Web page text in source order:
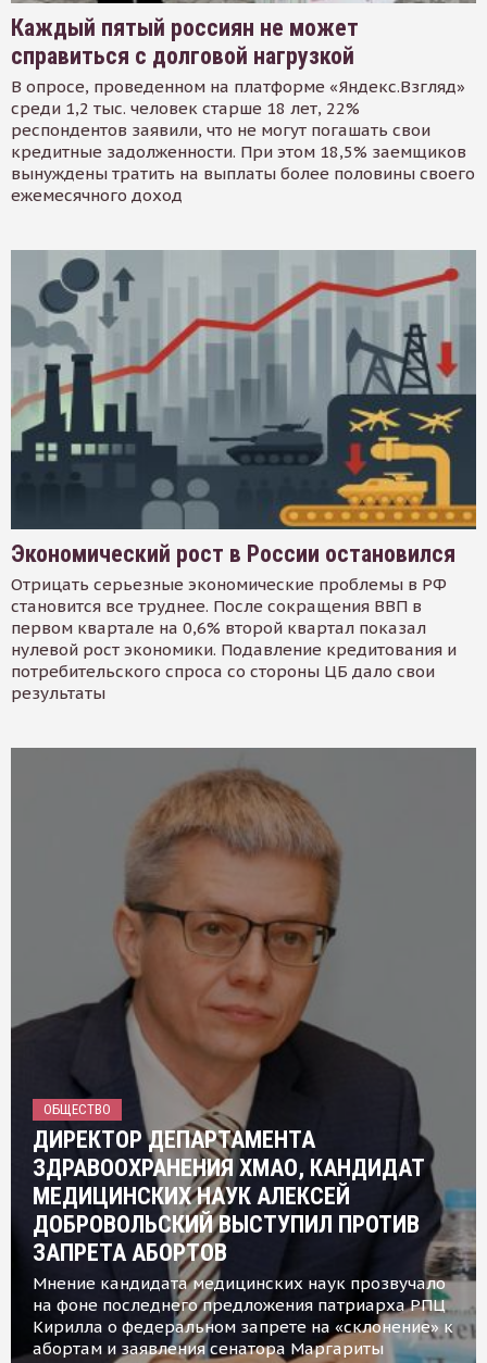
Каждый пятый россиян не может
справиться с долговой нагрузкой
В опросе, проведенном на платформе «Яндекс.Взгляд»
среди 1,2 тыс. человек старше 18 лет, 22%
респондентов заявили, что не могут погашать свои
кредитные задолженности. При этом 18,5% заемщиков
вынуждены тратить на выплаты более половины своего
ежемесячного доход
Экономический рост в России остановился
Отрицать серьезные экономические проблемы в РФ
становится все труднее. После сокращения ВВП в
первом квартале на 0,6% второй квартал показал
нулевой рост экономики. Подавление кредитования и
потребительского спроса со стороны ЦБ дало свои
результаты
ОБЩЕСТВО
ДИРЕКТОР ДЕПАРТАМЕНТА
ЗДРАВООХРАНЕНИЯ ХМАО, КАНДИДАТ
МЕДИЦИНСКИХ НАУК АЛЕКСЕЙ
ДОБРОВОЛЬСКИЙ ВЫСТУПИЛ ПРОТИВ
ЗАПРЕТА АБОРТОВ
Мнение кандидата медицинских наук прозвучало
на фоне последнего предложения патриарха РПЦ
Кирилла о федеральном запрете на «склонение» к
абортам и заявления сенатора Маргариты